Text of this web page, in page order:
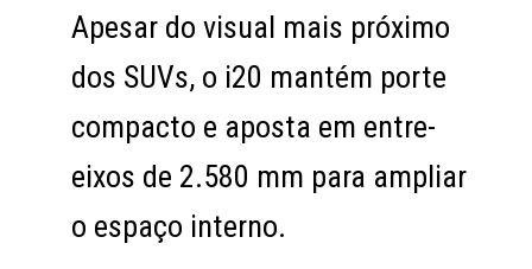
Apesar do visual mais próximo
dos SUVs, o i20 mantém porte
compacto e aposta em entre-
eixos de 2.580 mm para ampliar
o espaço interno.
Apesar do visual mais próximo
dos SUVs, o i20 mantém porte
compacto e aposta em entre-
eixos de 2.580 mm para ampliar
o espaço interno.